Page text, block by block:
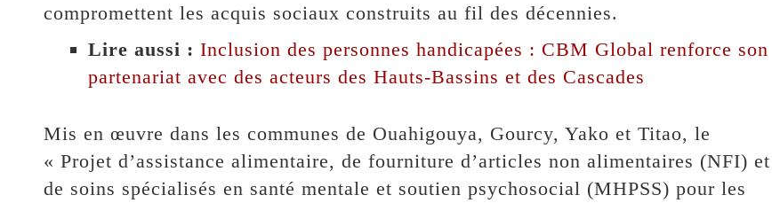
compromettent les acquis sociaux construits au fil des décennies.
Lire aussi : Inclusion des personnes handicapées : CBM Global renforce son
partenariat avec des acteurs des Hauts-Bassins et des Cascades
Mis en œuvre dans les communes de Ouahigouya, Gourcy, Yako et Titao, le
« Projet d’assistance alimentaire, de fourniture d’articles non alimentaires (NFI) et
de soins spécialisés en santé mentale et soutien psychosocial (MHPSS) pour les